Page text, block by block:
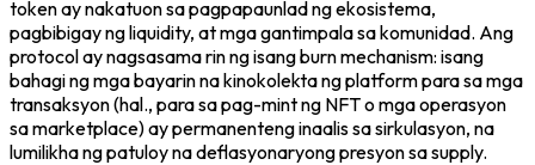
token ay nakatuon sa pagpapaunlad ng ekosistema,
pagbibigay ng liquidity, at mga gantimpala sa komunidad. Ang
protocol ay nagsasama rin ng isang burn mechanism: isang
bahagi ng mga bayarin na kinokolekta ng platform para sa mga
transaksyon (hal., para sa pag-mint ng NFT o mga operasyon
sa marketplace) ay permanenteng inaalis sa sirkulasyon, na
lumilikha ng patuloy na deflasyonaryong presyon sa supply.